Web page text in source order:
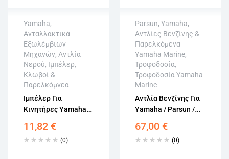
Yamaha,
Ανταλλακτικά
Εξωλέμβιων
Μηχανών, Αντλία
Νερού, Ιμπέλερ,
Κλωβοί &
Παρελκόμνεα
Ιμπέλερ Για
Κινητήρες Yamaha
00
11,82 €
(0)
Άμεση αποστολή
Επιστροφή εντός
15 εργάσιμων
Αγορά χωρίς
εγγραφή
Parsun, Yamaha,
Αντλίες Βενζίνης &
Παρελκόμενα
Yamaha Marine,
Τροφοδοσία,
Τροφοδοσία Yamaha
Marine
Αντλία Βενζίνης Για
Yamaha / Parsun /
02 826398T3
67,00 €
(0)
Άμεση αποστολή
Επιστροφή εντός
15 εργάσιμων
Αγορά χωρίς
εγγραφή